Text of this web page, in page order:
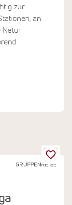
GRUPPENREISE
zur
an
Natur